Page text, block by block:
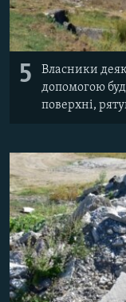
5
Власники
допомогою
поверхні,